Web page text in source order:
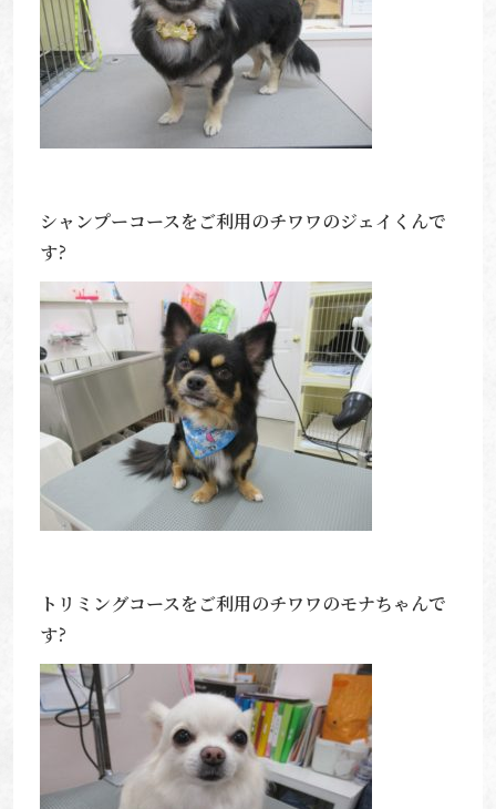
シャンプーコースをご利用のチワワのジェイくんで
す?
トリミングコースをご利用のチワワのモナちゃんで
す?